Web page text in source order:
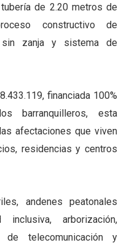
de 2.20 metros de
constructivo de
sin zanja y sistema de
financiada 100%
barranquilleros, esta
afectaciones que viven
residencias y centros
andenes peatonales
arborización,
de telecomunicación y